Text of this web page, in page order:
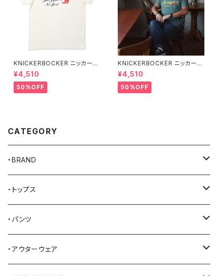
KNICKERBOCKER ニッカーボ
ッカー MILK ハンプトン Tシャ
ツ
¥4,510
50%OFF
KNICKERBOCKER ニッカーボ
ッカー GREEN ハンプトン Tシ
ャツ
¥4,510
50%OFF
CATEGORY
・BRAND
AKER
Alden
ALFONSO'S OF HOLLYWOOD LEATHER
・トップス
Tシャツ
シャツ
・パンツ
ジーンズ
・アウターウェア